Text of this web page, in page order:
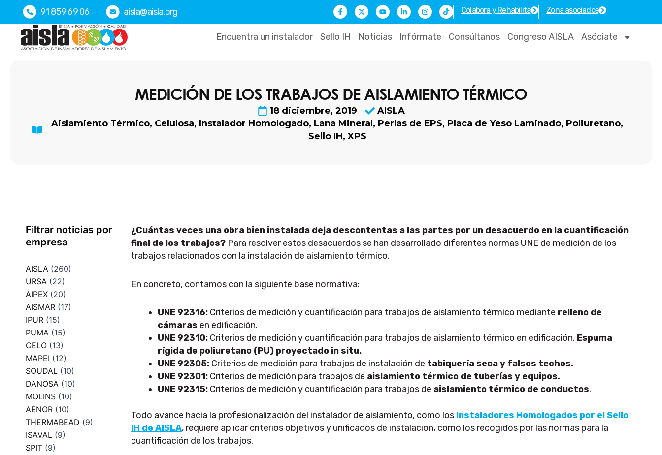
contenido
91 859 69 06 aisla@aisla.org
F
a
c
b
o
X
-
t
i
t
Y
o
u
u
b
L
i
n
e
d
I
n
s
a
g
T
i
k
o
Colabora y Rehabilita Zona asociados
Encuentra un instalador Sello IH Noticias Infórmate Consúltanos Congreso AISLA Asóciate
MEDICIÓN DE LOS TRABAJOS DE AISLAMIENTO TÉRMICO
18 diciembre, 2019
AISLA
Aislamiento Térmico, Celulosa, Instalador Homologado, Lana Mineral , Perlas de EPS, Placa de Yeso Laminado, Poliuretano,
Sello IH,XPS
Filtrar noticias por
empresa
AISLA (260)
URSA (22)
AIPEX (20)
AISMAR (17)
IPUR (15)
PUMA (15)
CELO (13)
MAPEI (12)
SOUDAL (10)
DANOSA (10)
MOLINS (10)
AENOR (10)
THERMABEAD (9)
ISAVAL (9)
SPIT (9)
¿Cuántas veces una obra bien instalada deja descontentas a las partes por un desacuerdo en la cuantificación
final de los trabajos? Para resolver estos desacuerdos se han desarrollado diferentes normas UNE de medición de los
trabajos relacionados con la instalación de aislamiento térmico.
En concreto, contamos con la siguiente base normativa:
UNE 92316: Criterios de medición y cuantificación para trabajos de aislamiento térmico mediante relleno de
cámaras en edificación.
UNE 92310: Criterios de medición y cuantificación para trabajos de aislamiento térmico en edificación. Espuma
rígida de poliuretano (PU) proyectado in situ.
UNE 92305: Criterios de medición para trabajos de instalación de tabiquería seca y falsos techos.
UNE 92301: Criterios de medición para trabajos de aislamiento térmico de tuberías y equipos.
UNE 92315: Criterios de medición y cuantificación para trabajos de aislamiento térmico de conductos.
Todo avance hacia la profesionalización del instalador de aislamiento, como los Instaladores Homologados por el Sello
IH de AISLA, requiere aplicar criterios objetivos y unificados de instalación, como los recogidos por las normas para la
cuantificación de los trabajos.